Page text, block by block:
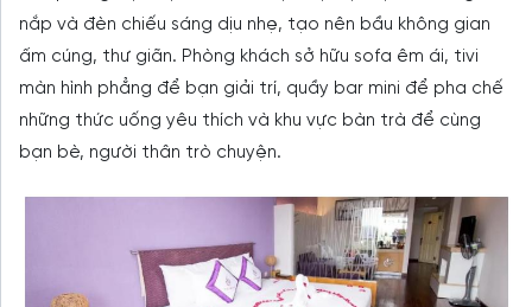
nắp và đèn chiếu sáng dịu nhẹ, tạo nên bầu không gian
ấm cúng, thư giãn. Phòng khách sở hữu sofa êm ái, tivi
màn hình phẳng để bạn giải trí, quầy bar mini để pha chế
những thức uống yêu thích và khu vực bàn trà để cùng
bạn bè, người thân trò chuyện.